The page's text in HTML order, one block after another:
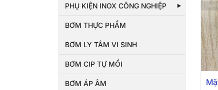
PHỤ KIỆN INOX CÔNG NGHIỆP
BƠM THỰC PHẨM
BƠM LY TÂM VI SINH
BƠM CIP TỰ MỒI
BƠM ÁP ÂM